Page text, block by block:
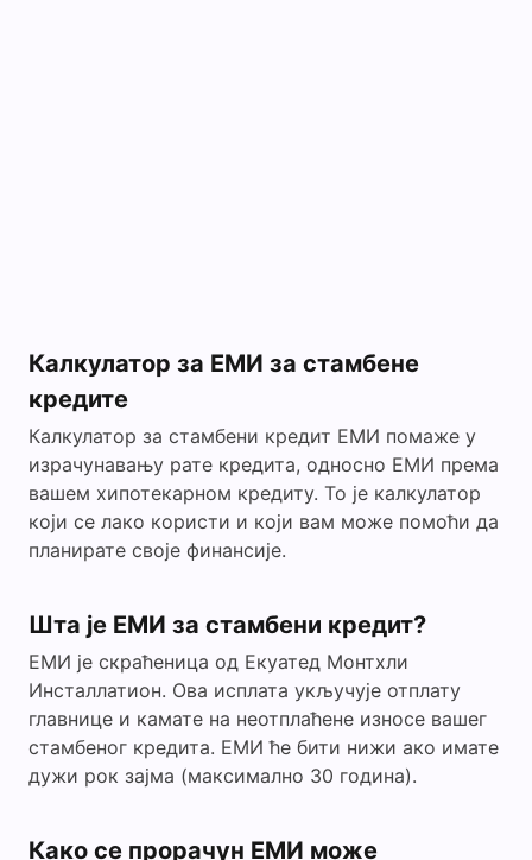
Калкулатор за ЕМИ за стамбене
кредите
Калкулатор за стамбени кредит ЕМИ помаже у
израчунавању рате кредита, односно ЕМИ према
вашем хипотекарном кредиту. То је калкулатор
који се лако користи и који вам може помоћи да
планирате своје финансије.
Шта је ЕМИ за стамбени кредит?
ЕМИ је скраћеница од Екуатед Монтхли
Инсталлатион. Ова исплата укључује отплату
главнице и камате на неотплаћене износе вашег
стамбеног кредита. ЕМИ ће бити нижи ако имате
дужи рок зајма (максимално 30 година).
Како се прорачун ЕМИ може